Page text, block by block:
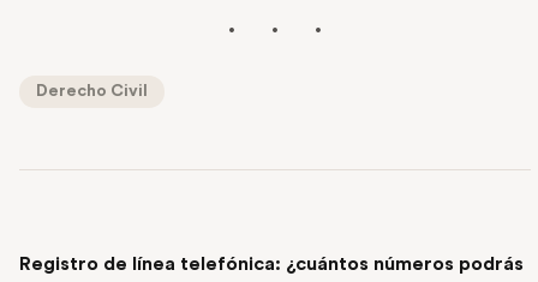
Derecho Civil
Registro de línea telefónica: ¿cuántos números podrás